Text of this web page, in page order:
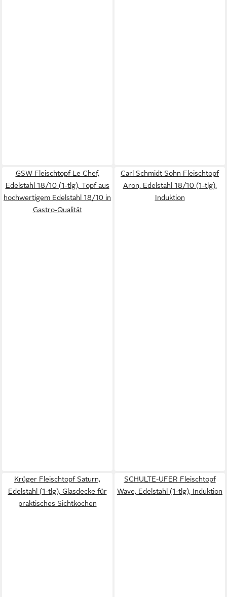
GSW Fleischtopf Le Chef,
Edelstahl 18/10 (1-tlg), Topf aus
hochwertigem Edelstahl 18/10 in
Gastro-Qualität
Carl Schmidt Sohn Fleischtopf
Aron, Edelstahl 18/10 (1-tlg),
Induktion
Krüger Fleischtopf Saturn,
Edelstahl (1-tlg), Glasdecke für
praktisches Sichtkochen
SCHULTE-UFER Fleischtopf
Wave, Edelstahl (1-tlg), Induktion